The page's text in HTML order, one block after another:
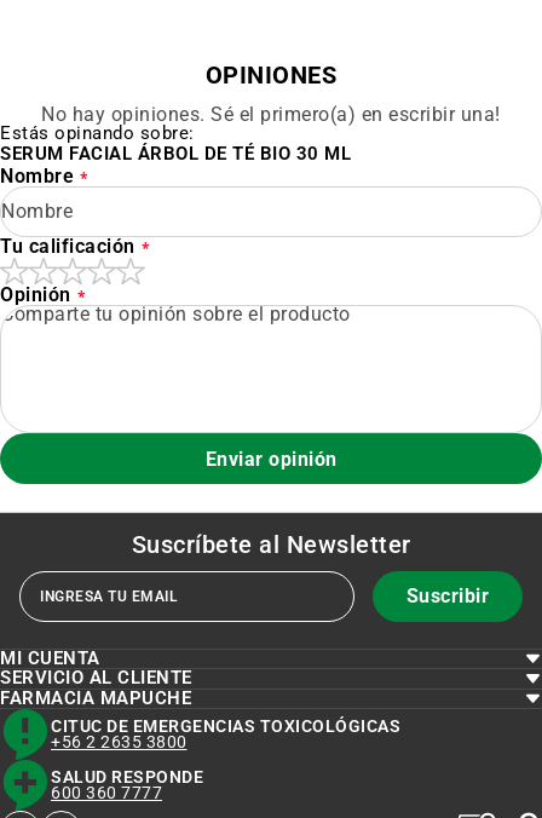
OPINIONES
No hay opiniones. Sé el primero(a) en escribir una!
Estás opinando sobre:
SERUM FACIAL ÁRBOL DE TÉ BIO 30 ML
Nombre
Tu calificación
Opinión
Enviar opinión
Suscríbete al Newsletter
Suscribir
MI CUENTA
SERVICIO AL CLIENTE
FARMACIA MAPUCHE
CITUC DE EMERGENCIAS TOXICOLÓGICAS
+56 2 2635 3800
SALUD RESPONDE
600 360 7777